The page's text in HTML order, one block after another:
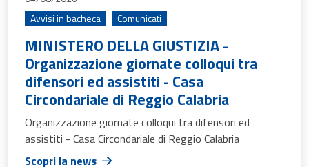
Avvisi in bacheca
Comunicati
MINISTERO DELLA GIUSTIZIA -
Organizzazione giornate colloqui tra
difensori ed assistiti - Casa
Circondariale di Reggio Calabria
Organizzazione giornate colloqui tra difensori ed
assistiti - Casa Circondariale di Reggio Calabria
Scopri la news